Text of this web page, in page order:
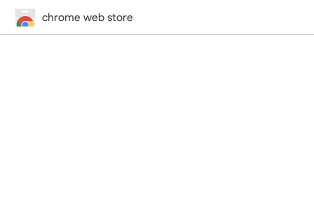
chrome web store